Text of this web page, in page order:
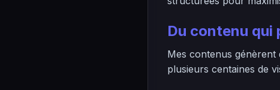
Du contenu qui
Mes contenus
plusieurs centaines de